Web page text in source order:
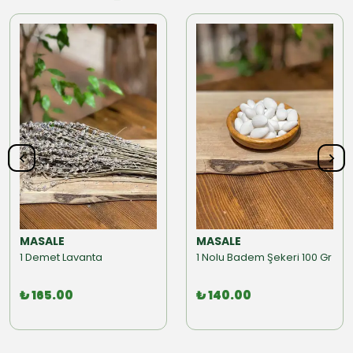
MASALE
1 Demet Lavanta
₺ 165.00
MASALE
1 Nolu Badem Şekeri 100 Gr
₺ 140.00